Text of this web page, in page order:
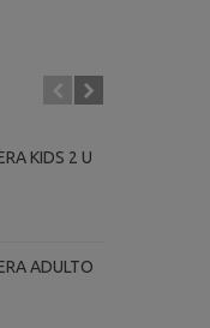
KIDS 2 U
ADULTO